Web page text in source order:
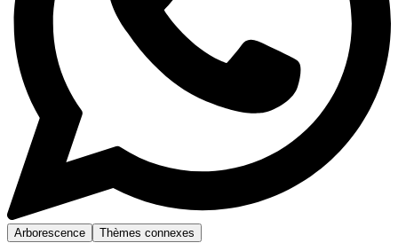
Arborescence Thèmes connexes